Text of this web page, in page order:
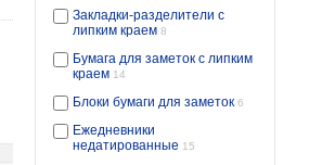
Закладки-разделители с
липким краем 8
Бумага для заметок с липким
краем 14
Блоки бумаги для заметок 6
Ежедневники
недатированные 15